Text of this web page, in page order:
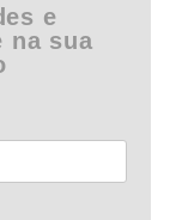
e
na sua